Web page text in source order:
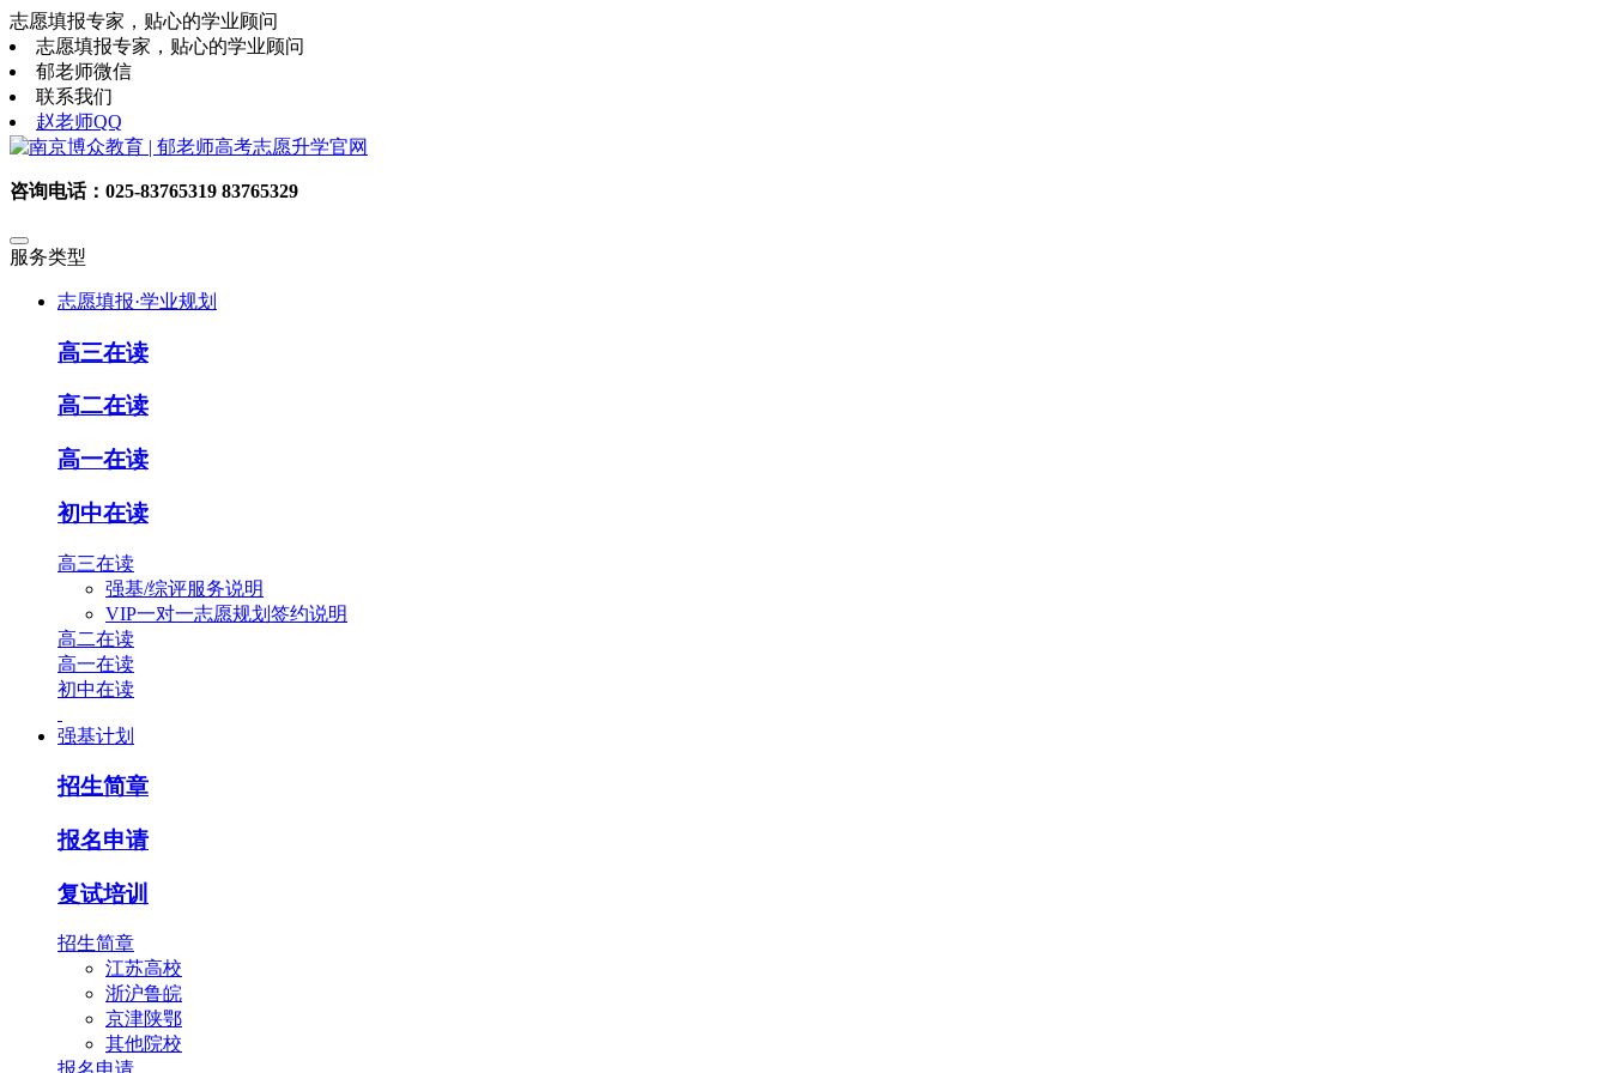
志愿填报专家，贴心的学业顾问
志愿填报专家，贴心的学业顾问
郁老师微信
联系我们
赵老师QQ
咨询电话：025-83765319 83765329
服务类型
志愿填报·学业规划
高三在读
高二在读
高一在读
初中在读
高三在读
强基/综评服务说明
VIP一对一志愿规划签约说明
高二在读
高一在读
初中在读
强基计划
招生简章
报名申请
复试培训
招生简章
江苏高校
浙沪鲁皖
京津陕鄂
其他院校